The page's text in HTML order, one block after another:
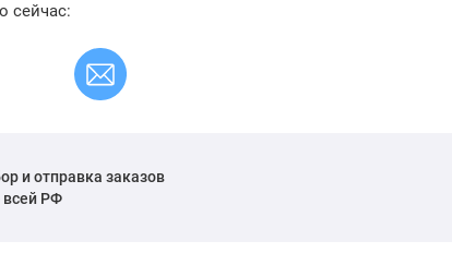
сейчас:
и отправка заказов
всей РФ